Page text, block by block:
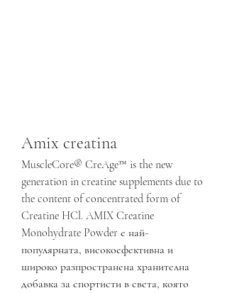
Amix creatina
MuscleCore® CreAge™ is the new
generation in creatine supplements due to
the content of concentrated form of
Creatine HCl. AMIX Creatine
Monohydrate Powder е най-
популярната, високоефективна и
широко разпространена хранителна
добавка за спортисти в света, която